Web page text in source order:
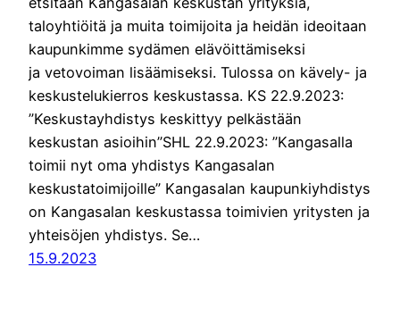
taloyhtiöitä ja muita toimijoita ja heidän ideoitaan
kaupunkimme sydämen elävöittämiseksi
ja vetovoiman lisäämiseksi. Tulossa on kävely- ja
keskustelukierros keskustassa. KS 22.9.2023:
”Keskustayhdistys keskittyy pelkästään
keskustan asioihin”SHL 22.9.2023: ”Kangasalla
toimii nyt oma yhdistys Kangasalan
keskustatoimijoille” Kangasalan kaupunkiyhdistys
on Kangasalan keskustassa toimivien yritysten ja
yhteisöjen yhdistys. Se…
15.9.2023